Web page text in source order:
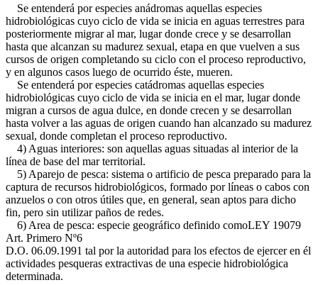
Se entenderá por especies anádromas aquellas especies
hidrobiológicas cuyo ciclo de vida se inicia en aguas terrestres para
posteriormente migrar al mar, lugar donde crece y se desarrollan
hasta que alcanzan su madurez sexual, etapa en que vuelven a sus
cursos de origen completando su ciclo con el proceso reproductivo,
y en algunos casos luego de ocurrido éste, mueren.
Se entenderá por especies catádromas aquellas especies
hidrobiológicas cuyo ciclo de vida se inicia en el mar, lugar donde
migran a cursos de agua dulce, en donde crecen y se desarrollan
hasta volver a las aguas de origen cuando han alcanzado su madurez
sexual, donde completan el proceso reproductivo.
4) Aguas interiores: son aquellas aguas situadas al interior de la
línea de base del mar territorial.
5) Aparejo de pesca: sistema o artificio de pesca preparado para la
captura de recursos hidrobiológicos, formado por líneas o cabos con
anzuelos o con otros útiles que, en general, sean aptos para dicho
fin, pero sin utilizar paños de redes.
6) Area de pesca: especie geográfico definido comoLEY 19079
Art. Primero Nº6
D.O. 06.09.1991 tal por la autoridad para los efectos de ejercer en él
actividades pesqueras extractivas de una especie hidrobiológica
determinada.